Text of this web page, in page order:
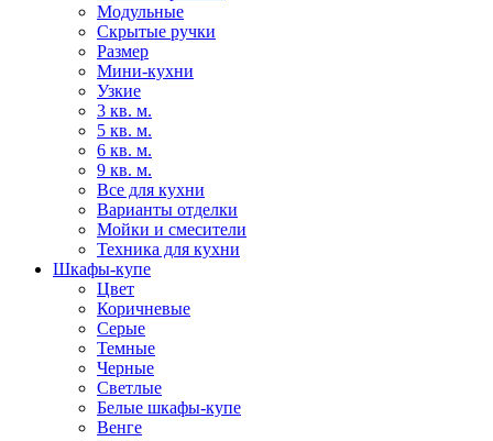
Модульные
Скрытые ручки
Размер
Мини-кухни
Узкие
3 кв. м.
5 кв. м.
6 кв. м.
9 кв. м.
Все для кухни
Варианты отделки
Мойки и смесители
Техника для кухни
Шкафы-купе
Цвет
Коричневые
Серые
Темные
Черные
Светлые
Белые шкафы-купе
Венге